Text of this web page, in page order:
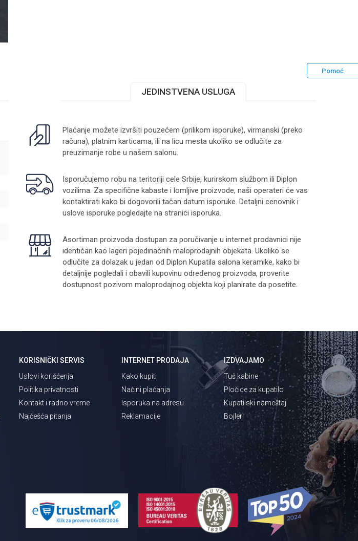
Pomoć
JEDINSTVENA USLUGA
Plaćanje možete izvršiti pouzećem (prilikom isporuke), virmanski (preko
računa), platnim karticama, ili na licu mesta ukoliko se odlučite za
preuzimanje robe u našem salonu.
Isporučujemo robu na teritoriji cele Srbije, kurirskom službom ili Diplon
vozilima. Za specifične kabaste i lomljive proizvode, naši operateri će vas
kontaktirati kako bi dogovorili tačan datum isporuke. Detaljni cenovnik i
uslove isporuke pogledajte na straniciisporuka.
Asortiman proizvoda dostupan za poručivanje u internet prodavnici nije
identičan kao lageri pojedinačnih maloprodajnih objekata. Ukoliko se
odlučite za dolazak u jedan od Diplon Kupatila salona keramike, kako bi
detaljnije pogledali i obavili kupovinu određenog proizvoda, proverite
dostupnost pozivom maloprodajnog objekta koji planirate da posetite.
KORISNIČKI SERVIS
Uslovi korišćenja
Politika privatnosti
Kontakt i radno vreme
Najčešća pitanja
INTERNET PRODAJA
Kako kupiti
Načini plaćanja
Isporuka na adresu
Reklamacije
IZDVAJAMO
Tuš kabine
Pločice za kupatilo
Kupatilski nameštaj
Bojleri